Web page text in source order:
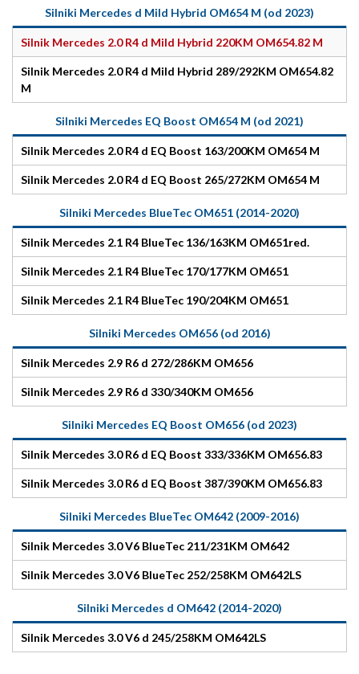
Silniki Mercedes d Mild Hybrid OM654 M (od 2023)
Silnik Mercedes 2.0 R4 d Mild Hybrid 220KM OM654.82 M
Silnik Mercedes 2.0 R4 d Mild Hybrid 289/292KM OM654.82
M
Silniki Mercedes EQ Boost OM654 M (od 2021)
Silnik Mercedes 2.0 R4 d EQ Boost 163/200KM OM654 M
Silnik Mercedes 2.0 R4 d EQ Boost 265/272KM OM654 M
Silniki Mercedes BlueTec OM651 (2014-2020)
Silnik Mercedes 2.1 R4 BlueTec 136/163KM OM651red.
Silnik Mercedes 2.1 R4 BlueTec 170/177KM OM651
Silnik Mercedes 2.1 R4 BlueTec 190/204KM OM651
Silniki Mercedes OM656 (od 2016)
Silnik Mercedes 2.9 R6 d 272/286KM OM656
Silnik Mercedes 2.9 R6 d 330/340KM OM656
Silniki Mercedes EQ Boost OM656 (od 2023)
Silnik Mercedes 3.0 R6 d EQ Boost 333/336KM OM656.83
Silnik Mercedes 3.0 R6 d EQ Boost 387/390KM OM656.83
Silniki Mercedes BlueTec OM642 (2009-2016)
Silnik Mercedes 3.0 V6 BlueTec 211/231KM OM642
Silnik Mercedes 3.0 V6 BlueTec 252/258KM OM642LS
Silniki Mercedes d OM642 (2014-2020)
Silnik Mercedes 3.0 V6 d 245/258KM OM642LS